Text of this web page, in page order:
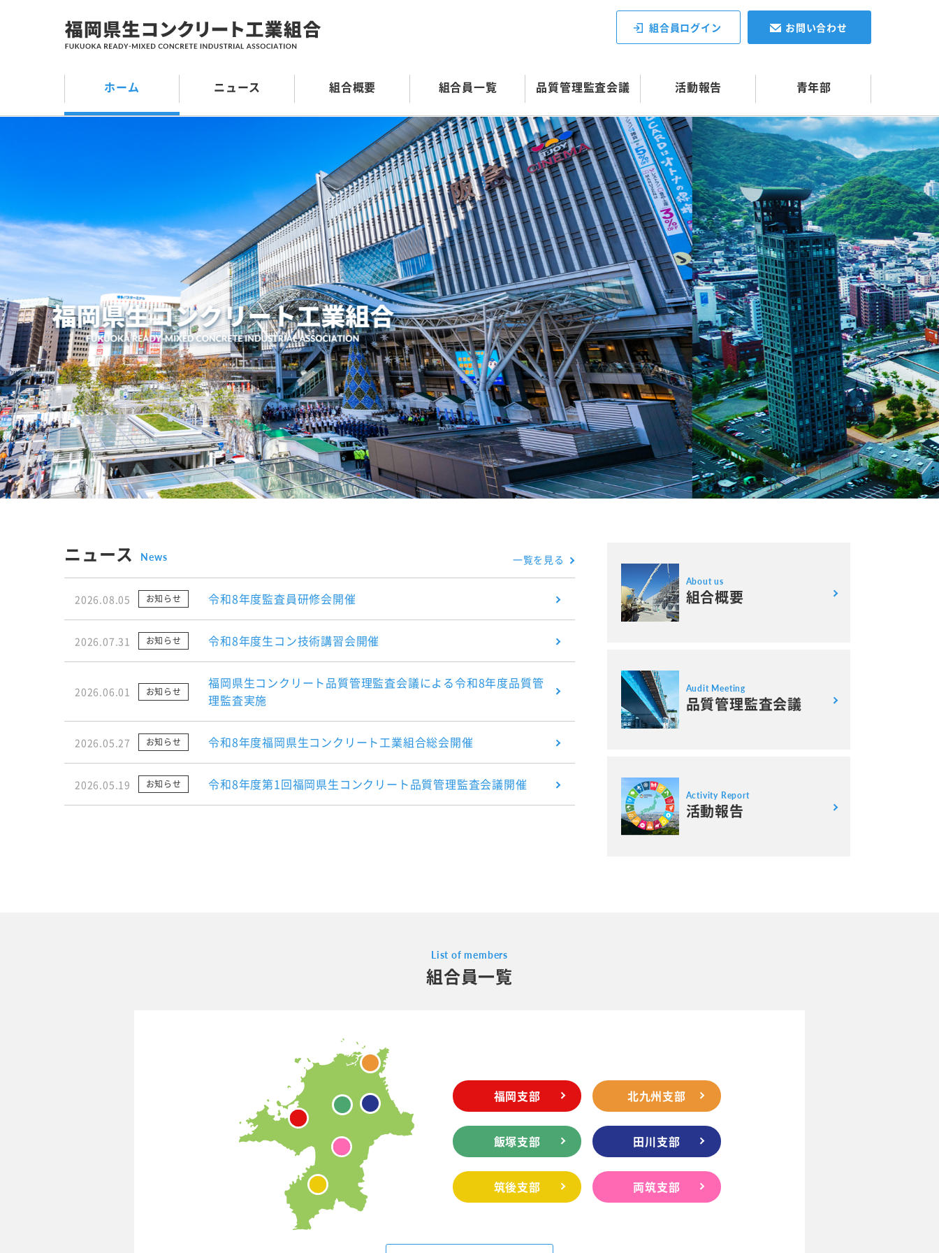
組合員ログイン お問い合わせ
ホーム ニュース 組合概要 組合員一覧 品質管理監査会議 活動報告 青年部
ニュース News 一覧を見る
2026.08.05 お知らせ 令和8年度監査員研修会開催
2026.07.31 お知らせ 令和8年度生コン技術講習会開催
2026.06.01 お知らせ
福岡県生コンクリート品質管理監査会議による令和8年度品質管
理監査実施
2026.05.27 お知らせ 令和8年度福岡県生コンクリート工業組合総会開催
2026.05.19 お知らせ 令和8年度第1回福岡県生コンクリート品質管理監査会議開催
About us
組合概要
Audit Meeting
品質管理監査会議
Activity Report
活動報告
List of members
組合員一覧
福岡支部 北九州支部
飯塚支部 田川支部
筑後支部 両筑支部